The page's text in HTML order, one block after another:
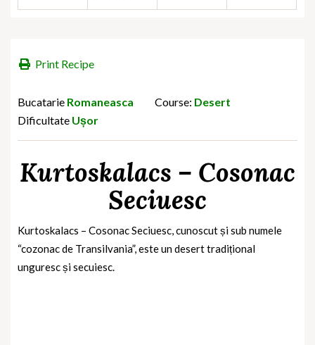
Print Recipe
Bucatarie Romaneasca Course: Desert
Dificultate Ușor
Kurtoskalacs – Cosonac
Seciuesc
Kurtoskalacs – Cosonac Seciuesc, cunoscut și sub numele
“cozonac de Transilvania”, este un desert tradițional
unguresc și secuiesc.